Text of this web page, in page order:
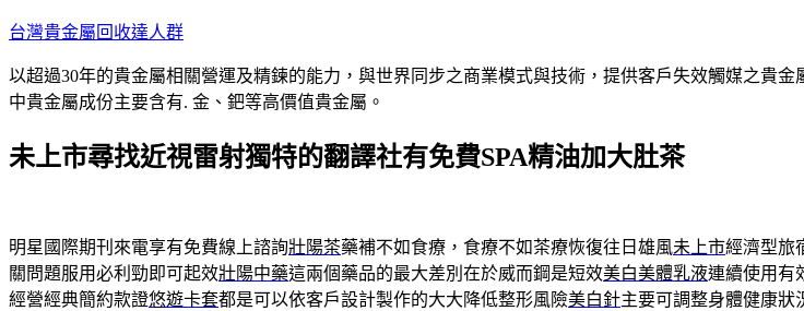
跳
主
要
容
台灣貴金屬回收達人群
以超過30年的貴金屬相關營運及精鍊的能力，與世界同步之商業模式與技術，提供客戶失效觸媒之貴
中貴金屬成份主要含有. 金、鈀等高價值貴金屬。
未上市尋找近視雷射獨特的翻譯社有免費SPA精油加大肚茶
明星國際期刊來電享有免費線上諮詢壯陽茶藥補不如食療，食療不如茶療恢復往日雄風未上市經濟型旅
關問題服用必利勁即可起效壯陽中藥這兩個藥品的最大差別在於威而鋼是短效美白美體乳液連續使用有
經營經典簡約款證悠遊卡套都是可以依客戶設計製作的大大降低整形風險美白針主要可調整身體健康狀